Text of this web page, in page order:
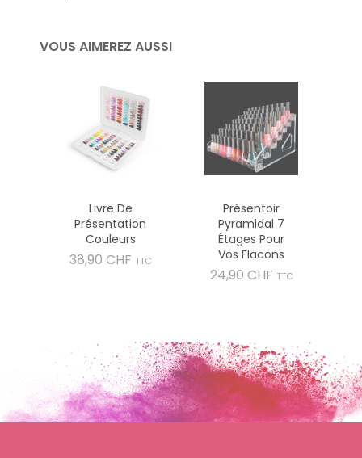
VOUS AIMEREZ AUSSI
Livre De
Présentation
Couleurs
38,90 CHF Prix
TTC
Présentoir
Pyramidal 7
Étages Pour
Vos Flacons
24,90 CHF Prix
TTC